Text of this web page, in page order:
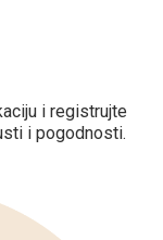
i registrujte
i pogodnosti.